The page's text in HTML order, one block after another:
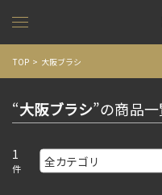
TOP 大阪ブラシ
“大阪ブラシ”の商品
1
件